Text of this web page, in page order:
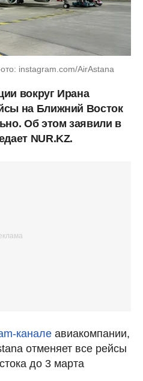
instagram.com/AirAstana
вокруг Ирана
на Ближний Восток
Об этом заявили в
NUR.KZ.
канале авиакомпании,
отменяет все рейсы
до 3 марта